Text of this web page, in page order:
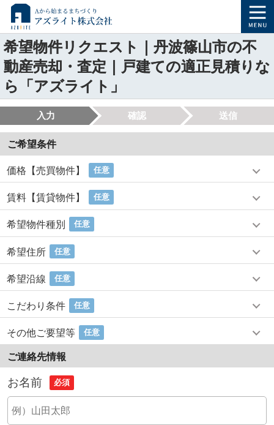
希望物件リクエスト｜丹波篠山市の不
動産売却・査定｜戸建ての適正見積りな
ら「アズライト」
入力 確認 送信
ご希望条件
価格【売買物件】 任意
賃料【賃貸物件】 任意
希望物件種別 任意
希望住所 任意
希望沿線 任意
こだわり条件 任意
その他ご要望等 任意
ご連絡先情報
お名前 必須